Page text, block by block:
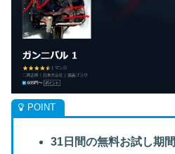
31日間の無料お試し期間